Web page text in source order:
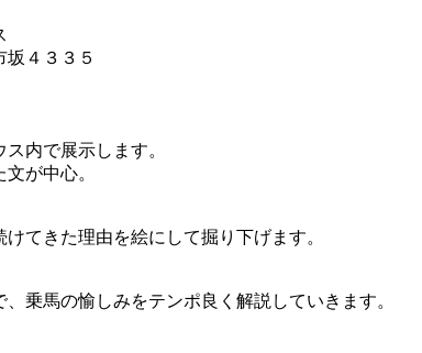
４３３５
内で展示します。
が中心。
てきた理由を絵にして掘り下げます。
乗馬の愉しみをテンポ良く解説していきます。